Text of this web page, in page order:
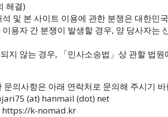
해결)
및 본 사이트 이용에 관한 분쟁은 대한민
이용자 간 분쟁이 발생할 경우, 양 당사자는
지 않는 경우, 「민사소송법」상 관할 법
문의사항은 아래 연락처로 문의해 주시기
(at) hanmail (dot) net
https://k-nomad.kr